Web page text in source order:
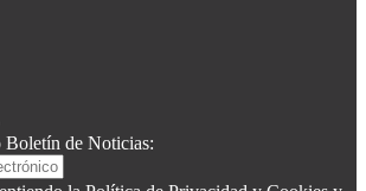
Boletín de Noticias: